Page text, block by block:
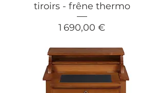
tiroirs - frêne thermo
Prix
1 690,00 €